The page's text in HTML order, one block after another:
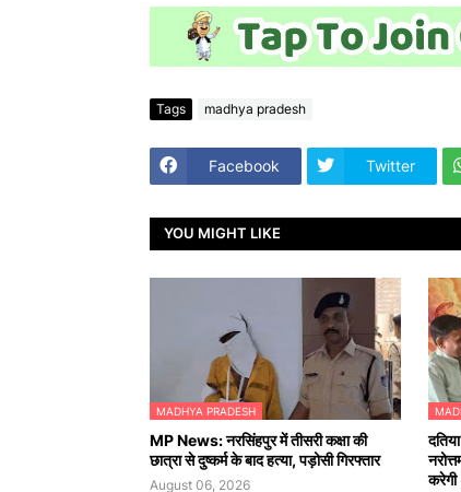
Tags madhya pradesh
Facebook Twitter
YOU MIGHT LIKE
MADHYA PRADESH
MP News: नरसिंहपुर में तीसरी कक्षा की
छात्रा से दुष्कर्म के बाद हत्या, पड़ोसी गिरफ्तार
August 06, 2026
करेगी